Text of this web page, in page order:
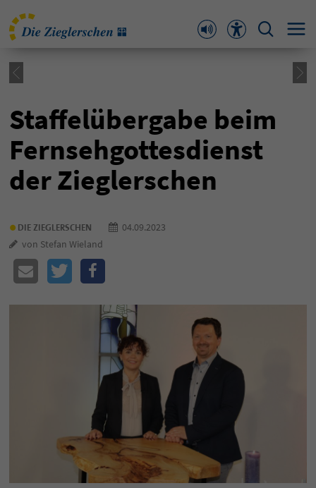
Staffelübergabe beim
Fernsehgottesdienst
der Zieglerschen
• DIE ZIEGLERSCHEN
04.09.2023
von Stefan Wieland